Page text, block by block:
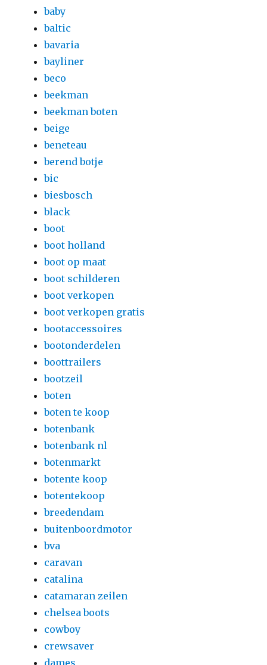
baby
baltic
bavaria
bayliner
beco
beekman
beekman boten
beige
beneteau
berend botje
bic
biesbosch
black
boot
boot holland
boot op maat
boot schilderen
boot verkopen
boot verkopen gratis
bootaccessoires
bootonderdelen
boottrailers
bootzeil
boten
boten te koop
botenbank
botenbank nl
botenmarkt
botente koop
botentekoop
breedendam
buitenboordmotor
bva
caravan
catalina
catamaran zeilen
chelsea boots
cowboy
crewsaver